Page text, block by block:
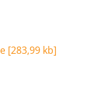
[283,99 kb]